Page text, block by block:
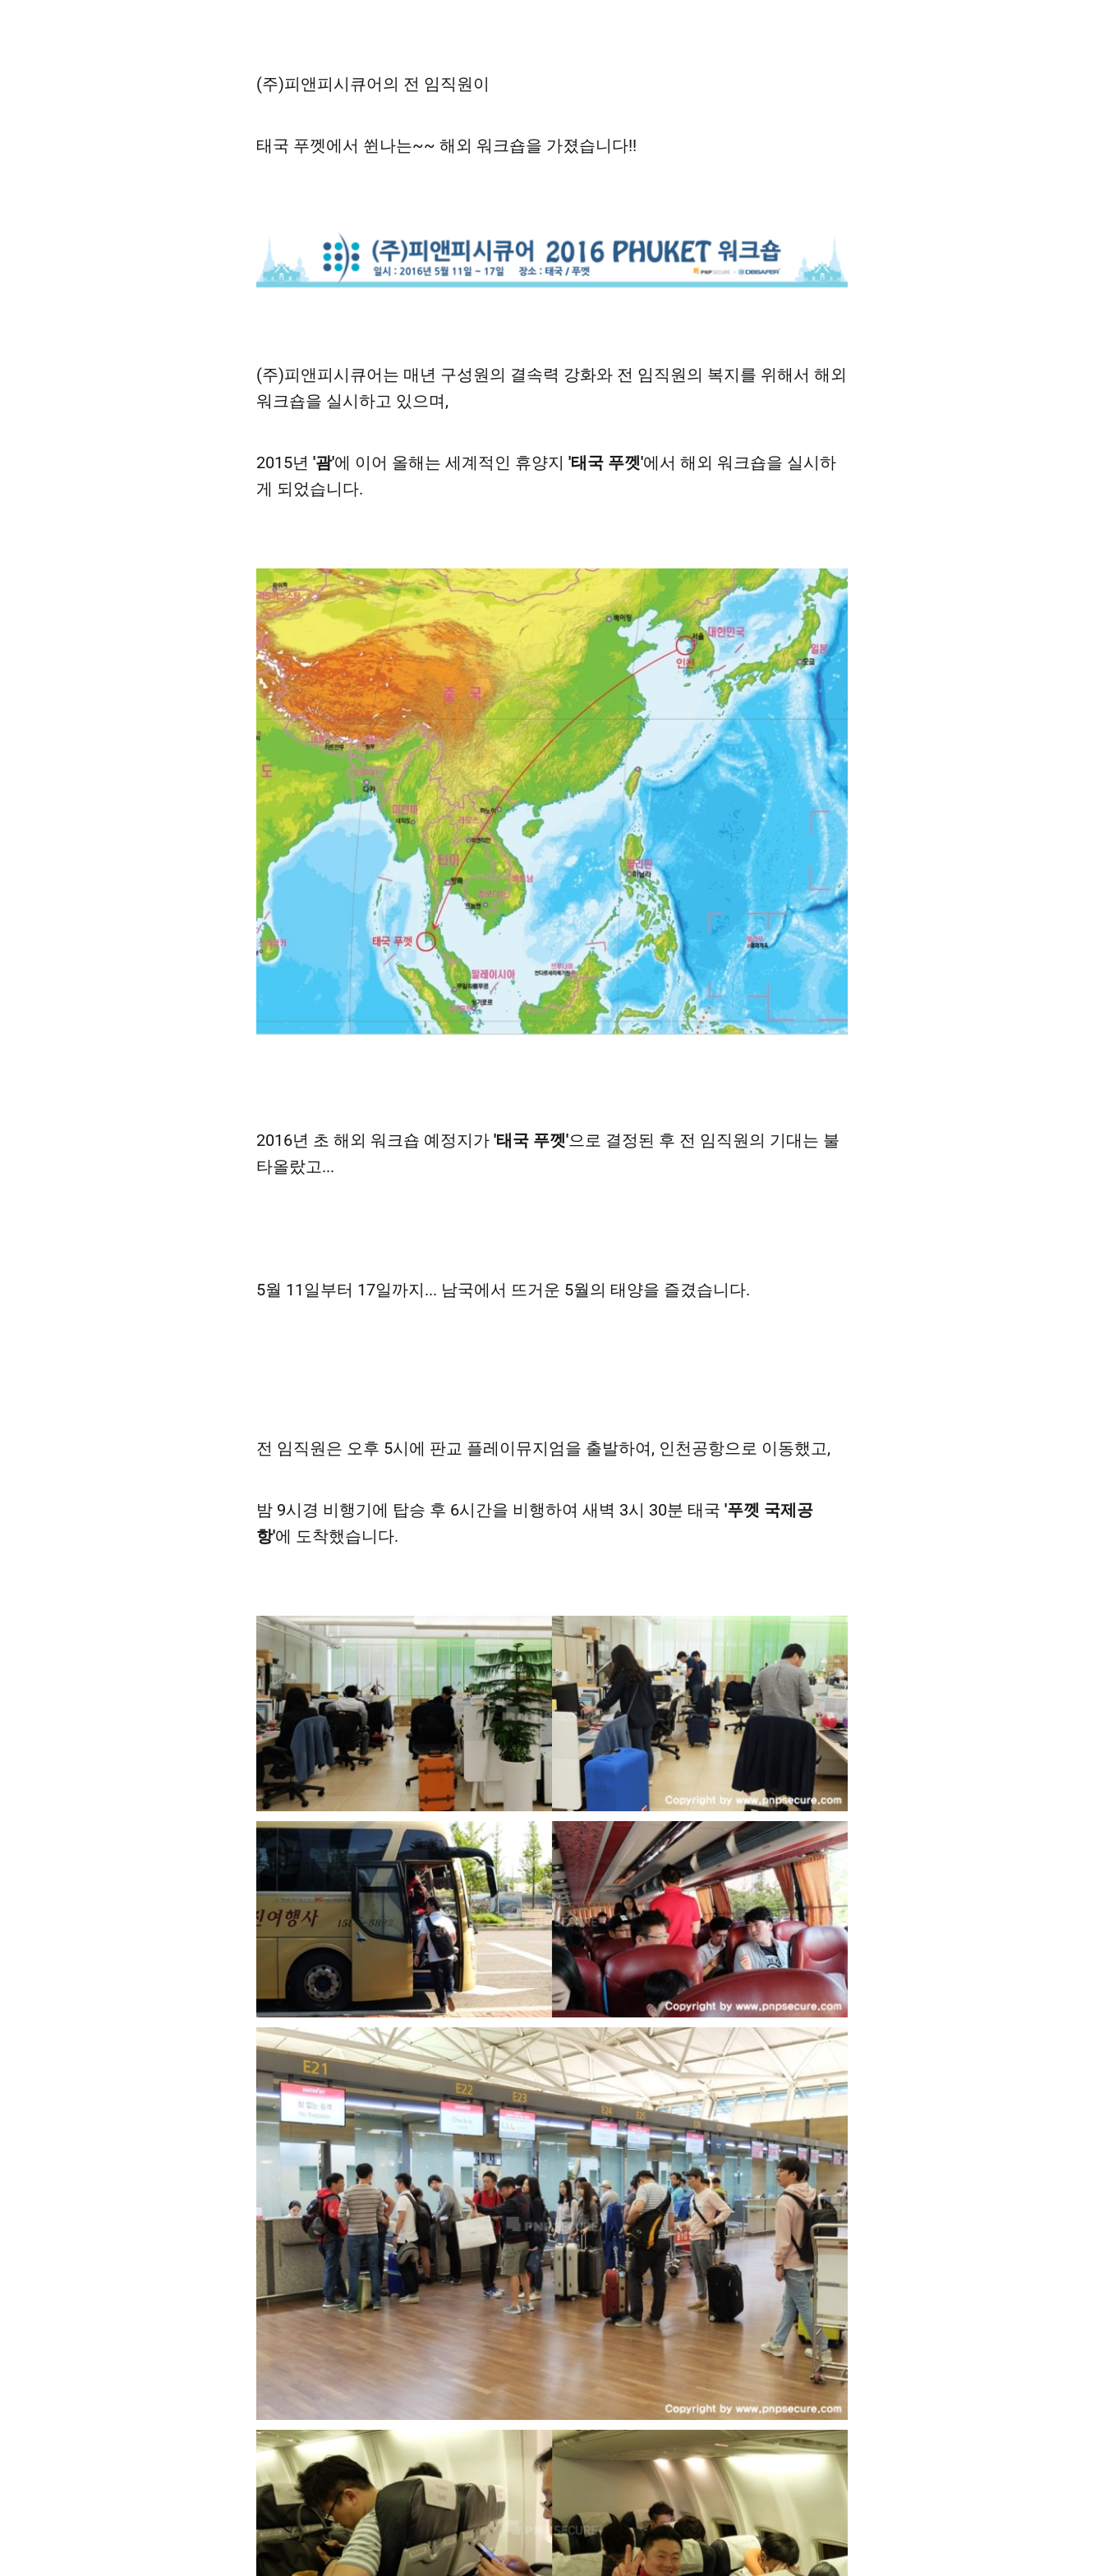
(주)피앤피시큐어의 전 임직원이
태국 푸껫에서 쒼나는~~ 해외 워크숍을 가졌습니다!!
(주)피앤피시큐어는 매년 구성원의 결속력 강화와 전 임직원의 복지를 위해서 해외
워크숍을 실시하고 있으며,
2015년 '괌'에 이어 올해는 세계적인 휴양지 '태국 푸껫'에서 해외 워크숍을 실시하
게 되었습니다.
2016년 초 해외 워크숍 예정지가 '태국 푸껫'으로 결정된 후 전 임직원의 기대는 불
타올랐고...
5월 11일부터 17일까지... 남국에서 뜨거운 5월의 태양을 즐겼습니다.
전 임직원은 오후 5시에 판교 플레이뮤지엄을 출발하여, 인천공항으로 이동했고,
밤 9시경 비행기에 탑승 후 6시간을 비행하여 새벽 3시 30분 태국 '푸껫 국제공
항'에 도착했습니다.